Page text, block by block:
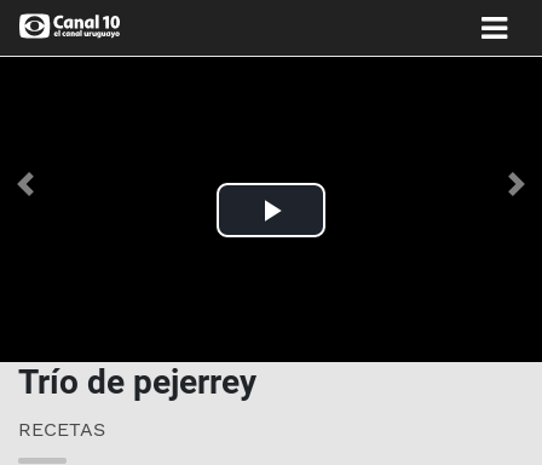
Play
Anterior
Trío de pejerrey
RECETAS